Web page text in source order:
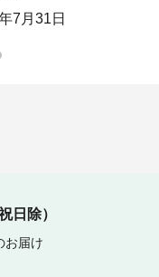
7月31日
日除）
お届け